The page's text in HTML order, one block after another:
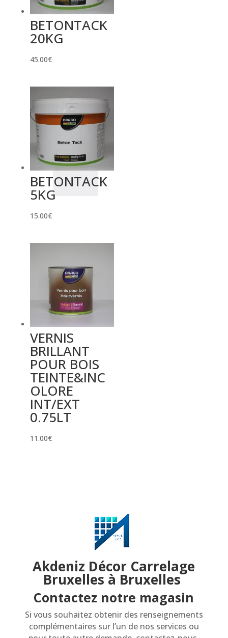
BETONTACK
20KG
45.00€
BETONTACK
5KG
15.00€
VERNIS
BRILLANT
POUR BOIS
TEINTE&INC
OLORE
INT/EXT
0.75LT
11.00€
Akdeniz Décor Carrelage
Bruxelles à Bruxelles
Contactez notre magasin
Si vous souhaitez obtenir des renseignements
complémentaires sur l’un de nos services ou